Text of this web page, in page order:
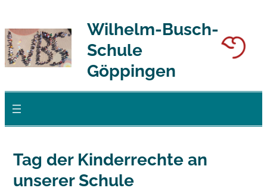
Inhalt
springen
Wilhelm-Busch-
Schule
Göppingen
Tag der Kinderrechte an
unserer Schule